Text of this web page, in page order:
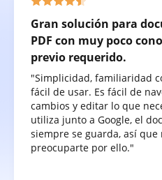
Gran solución para
PDF con muy poco
previo requerido.
"Simplicidad, familiaridad
fácil de usar. Es fácil de
cambios y editar lo que
utiliza junto a Google, el
siempre se guarda, así que
preocuparte por ello."